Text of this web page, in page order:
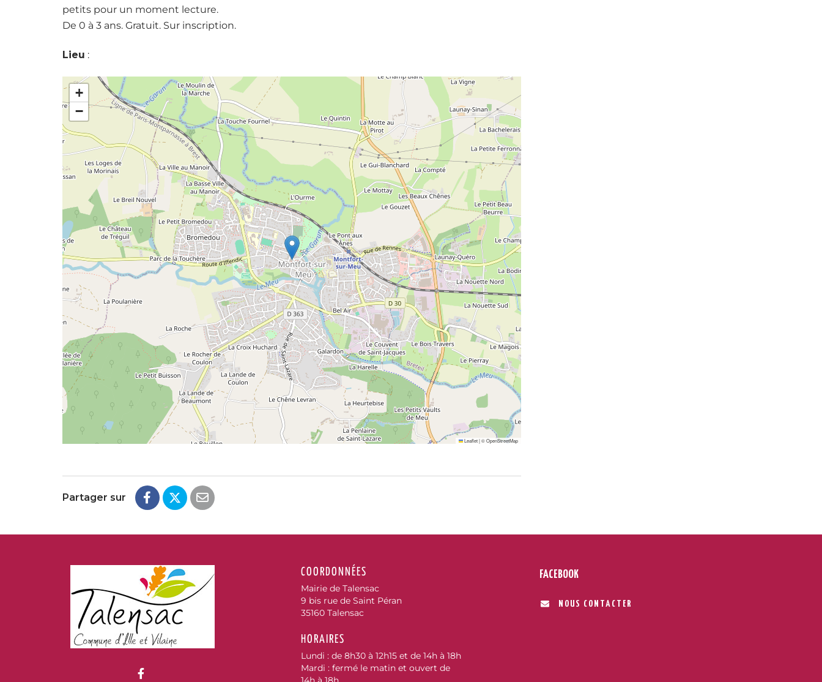
petits pour un moment lecture.
De 0 à 3 ans. Gratuit. Sur inscription.
Lieu :
+
−
Leaflet|©OpenStreetMap
Partager sur
COORDONNÉES
Mairie de Talensac
9 bis rue de Saint Péran
35160 Talensac
HORAIRES
Lundi : de 8h30 à 12h15 et de 14h à 18h
Mardi : fermé le matin et ouvert de
FACEBOOK
NOUS CONTACTER